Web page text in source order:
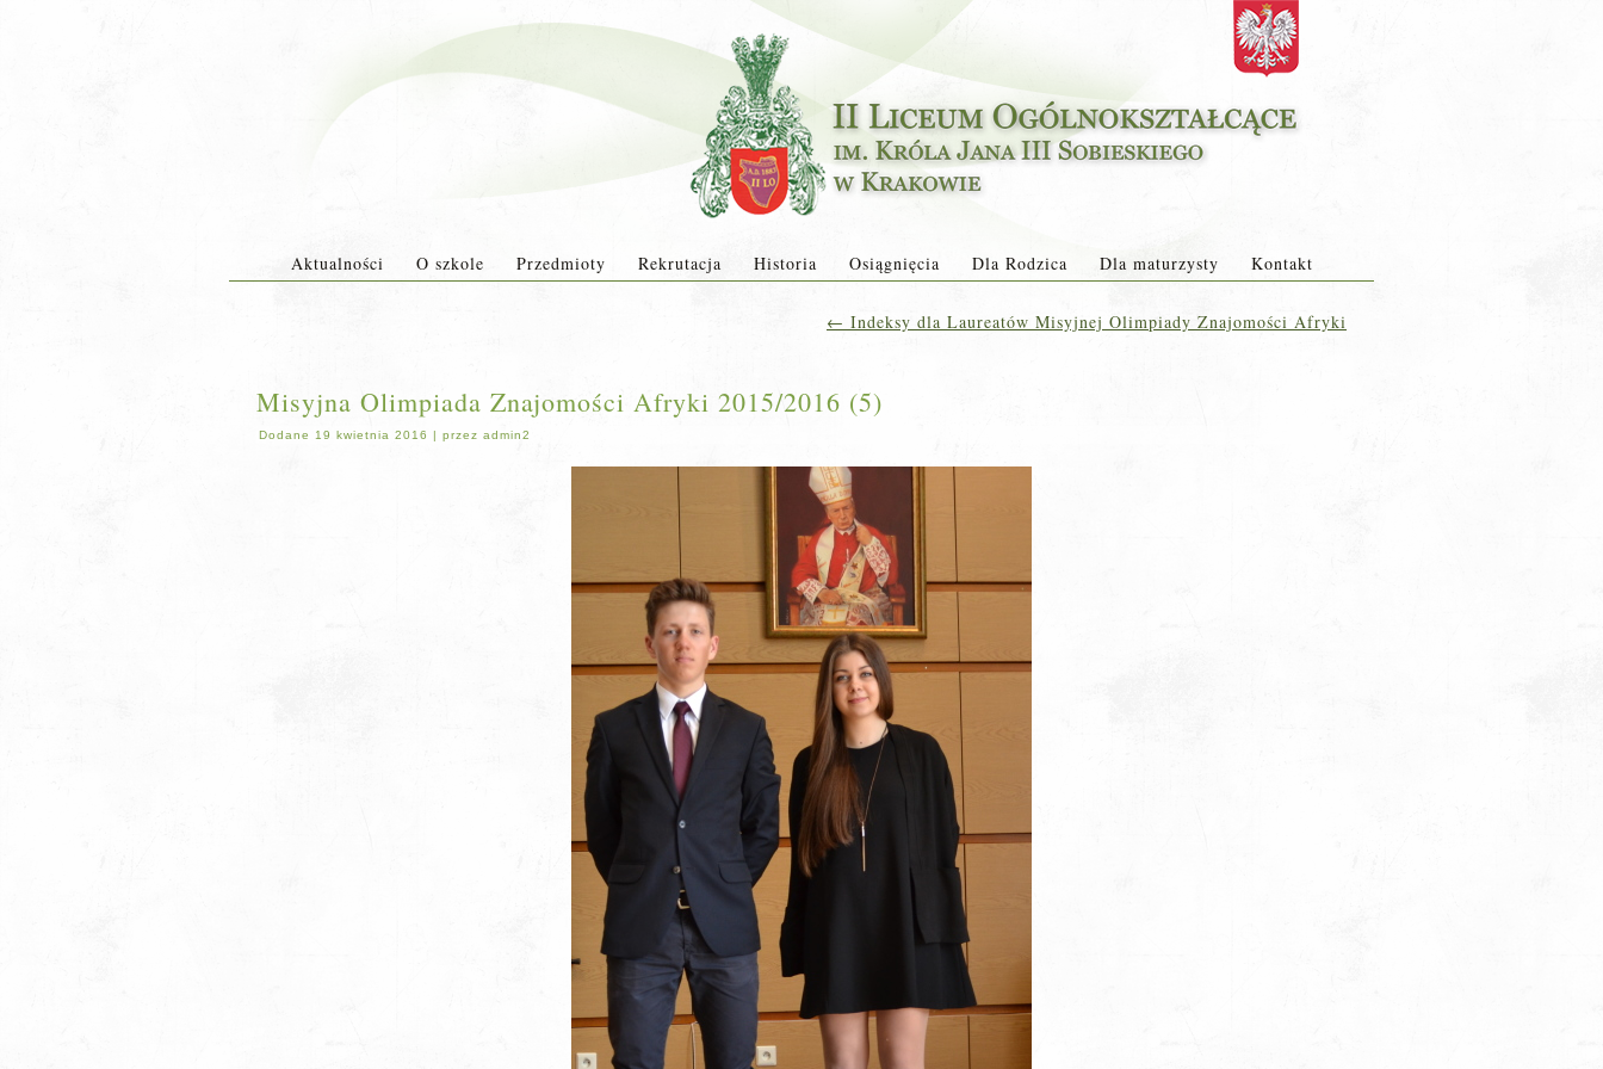
Aktualności O szkole Przedmioty Rekrutacja Historia Osiągnięcia Dla Rodzica Dla maturzysty Kontakt
← Indeksy dla Laureatów Misyjnej Olimpiady Znajomości Afryki
Misyjna Olimpiada Znajomości Afryki 2015/2016 (5)
Dodane 19 kwietnia 2016 | przez admin2